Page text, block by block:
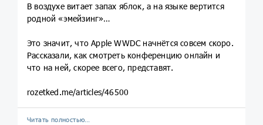
В воздухе витает запах яблок, а на языке вертится
родной «эмейзинг»…
Это значит, что Apple WWDC начнётся совсем скоро.
Рассказали, как смотреть конференцию онлайн и
что на ней, скорее всего, представят.
rozetked.me/articles/46500
Читать полностью…